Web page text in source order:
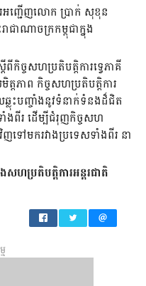
ជើញលោក​ ប្រាក់ សុខុន
ជាណាចក្រកម្ពុជាក្នុង
កិច្ចសហប្រតិបត្តិការទ្វេភាគី
ត្តភាព កិច្ចសហប្រតិបត្តិការ
ះបញ្ចាំងនូវទំនាក់ទំនងដ៏ជិត
ទាំងពីរ ដើម្បីជំរុញកិច្ចសហ
ទៅមករវាងប្រទេសទាំងពីរ នា
ហប្រតិបត្តិការអន្តរជាតិ